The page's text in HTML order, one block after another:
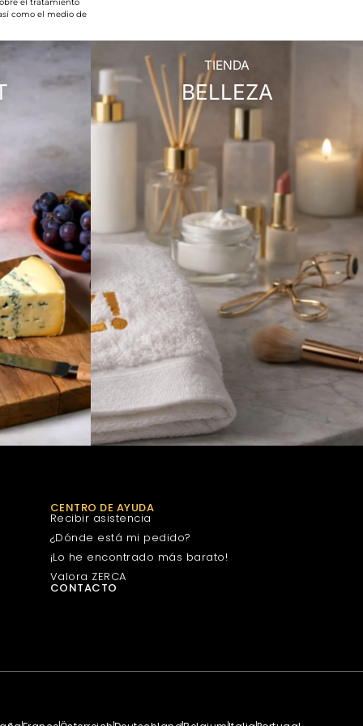
el tratamiento
como el medio de
TIENDA
BELLEZA
CENTRO DE AYUDA
Recibir asistencia
¿Dónde está mi pedido?
¡Lo he encontrado más barato!
Valora ZERCA
CONTACTO